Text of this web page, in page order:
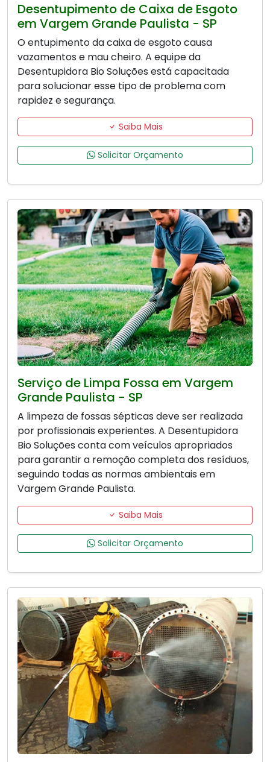
Desentupimento de Caixa de Esgoto
em Vargem Grande Paulista - SP
O entupimento da caixa de esgoto causa
vazamentos e mau cheiro. A equipe da
Desentupidora Bio Soluções está capacitada
para solucionar esse tipo de problema com
rapidez e segurança.
Saiba Mais
Solicitar Orçamento
Serviço de Limpa Fossa em Vargem
Grande Paulista - SP
A limpeza de fossas sépticas deve ser realizada
por profissionais experientes. A Desentupidora
Bio Soluções conta com veículos apropriados
para garantir a remoção completa dos resíduos,
seguindo todas as normas ambientais em
Vargem Grande Paulista.
Saiba Mais
Solicitar Orçamento